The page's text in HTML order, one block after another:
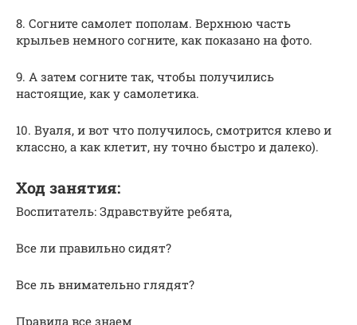
8. Согните самолет пополам. Верхнюю часть
крыльев немного согните, как показано на фото.
9. А затем согните так, чтобы получились
настоящие, как у самолетика.
10. Вуаля, и вот что получилось, смотрится клево и
классно, а как клетит, ну точно быстро и далеко).
Ход занятия:
Воспитатель: Здравствуйте ребята,
Все ли правильно сидят?
Все ль внимательно глядят?
Правила все знаем